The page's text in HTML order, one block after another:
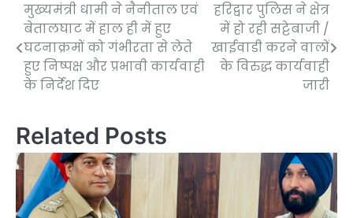
Post
navigation
मुख्यमंत्री धामी ने नैनीताल एवं
बेतालघाट में हाल ही में हुए
घटनाक्रमों को गंभीरता से लेते
हुए निष्पक्ष और प्रभावी कार्यवाही
के निर्देश दिए
हरिद्वार पुलिस ने क्षेत्र
में हो रही सट्टेबाजी /
खाईवाडी करने वालों
के विरुद्ध कार्यवाही
जारी
Related Posts